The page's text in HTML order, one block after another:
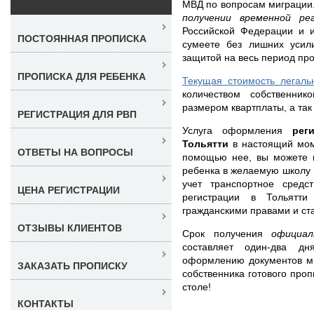
МВД по вопросам
получении временной
Российской Федерации и
сумеете без лишних
защитой на весь период
Текущая стоимость
количеством
размером квартплаты, а
Услуга оформления
Тольятти в настоящий
помощью нее, вы можете
ребенка в желаемую школу
учет транспортное
регистрации в
гражданскими правами и
Срок получения
составляет один-два
оформлению документов
собственника готового
столе!
ПОСТОЯННАЯ ПРОПИСКА
ПРОПИСКА ДЛЯ РЕБЕНКА
РЕГИСТРАЦИЯ ДЛЯ РВП
ОТВЕТЫ НА ВОПРОСЫ
ЦЕНА РЕГИСТРАЦИИ
ОТЗЫВЫ КЛИЕНТОВ
ЗАКАЗАТЬ ПРОПИСКУ
КОНТАКТЫ